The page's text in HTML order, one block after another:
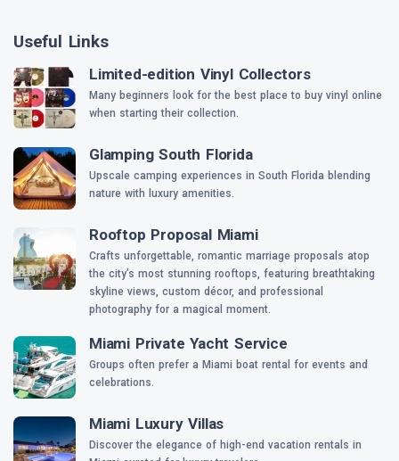
Useful Links
Limited-edition Vinyl Collectors
Many beginners look for the best place to buy vinyl online
when starting their collection.
Glamping South Florida
Upscale camping experiences in South Florida blending
nature with luxury amenities.
Rooftop Proposal Miami
Crafts unforgettable, romantic marriage proposals atop
the city’s most stunning rooftops, featuring breathtaking
skyline views, custom décor, and professional
photography for a magical moment.
Miami Private Yacht Service
Groups often prefer a Miami boat rental for events and
celebrations.
Miami Luxury Villas
Discover the elegance of high-end vacation rentals in